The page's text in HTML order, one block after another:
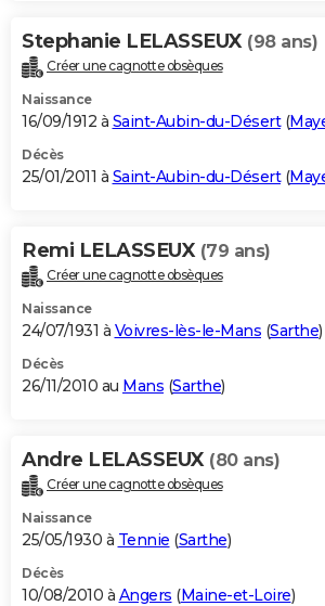
Stephanie LELASSEUX (98 ans)
Créer une cagnotte obsèques
Naissance
16/09/1912 à Saint-Aubin-du-Désert(
Décès
25/01/2011 à Saint-Aubin-du-Désert(
Remi LELASSEUX (79 ans)
Créer une cagnotte obsèques
Naissance
24/07/1931 à Voivres-lès-le-Mans (Sarthe)
Décès
26/11/2010 au Mans (Sarthe)
Andre LELASSEUX (80 ans)
Créer une cagnotte obsèques
Naissance
25/05/1930 à Tennie (Sarthe)
Décès
10/08/2010 à Angers (Maine-et-Loire)